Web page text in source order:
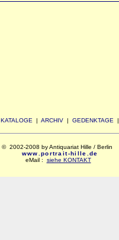
KATALOGE | ARCHIV | GEDENKTAGE
© 2002-2008 by Antiquariat Hille / Berlin
www.portrait-hille.de
eMail : siehe KONTAKT